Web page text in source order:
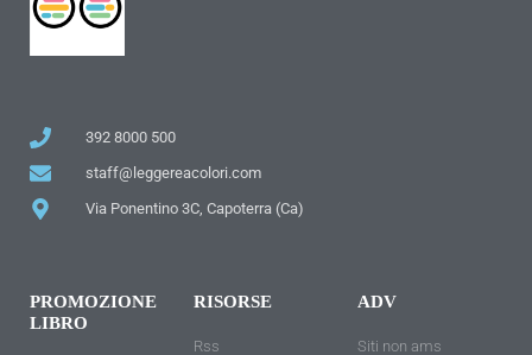
392 8000 500
staff@leggereacolori.com
Via Ponentino 3C, Capoterra (Ca)
PROMOZIONE
LIBRO
RISORSE
Rss
ADV
Siti non ams